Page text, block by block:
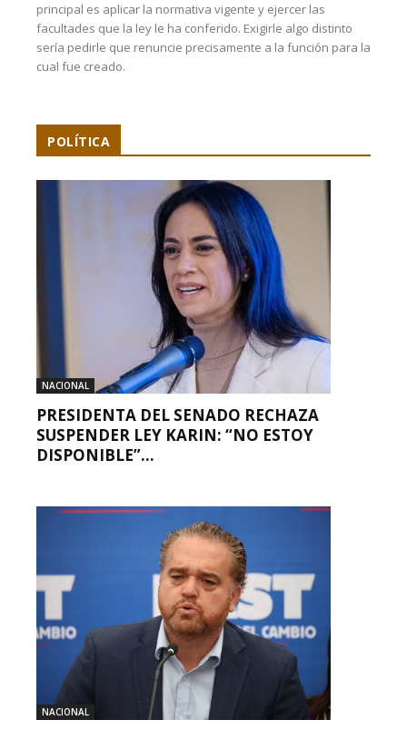
principal es aplicar la normativa vigente y ejercer las
facultades que la ley le ha conferido. Exigirle algo distinto
sería pedirle que renuncie precisamente a la función para la
cual fue creado.
POLÍTICA
NACIONAL
PRESIDENTA DEL SENADO RECHAZA
SUSPENDER LEY KARIN: “NO ESTOY
DISPONIBLE”...
NACIONAL